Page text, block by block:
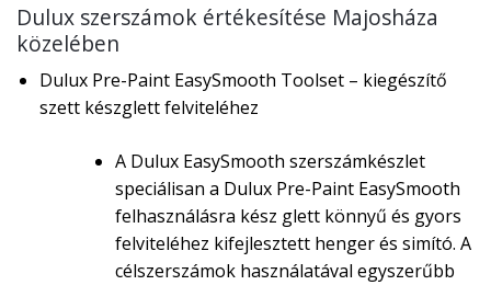
Dulux szerszámok értékesítése Majosháza
közelében
Dulux Pre-Paint EasySmooth Toolset – kiegészítő
szett készglett felviteléhez
A Dulux EasySmooth szerszámkészlet
speciálisan a Dulux Pre-Paint EasySmooth
felhasználásra kész glett könnyű és gyors
felviteléhez kifejlesztett henger és simító. A
célszerszámok használatával egyszerűbb